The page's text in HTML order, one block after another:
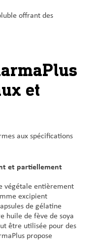
offrant des
et
aux spécifications
et partiellement
végétale entièrement
excipient
de gélatine
huile de fève de soya
être utilisée pour des
propose